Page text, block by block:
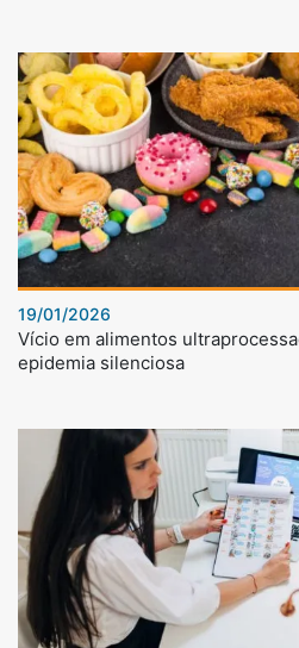
19/01/2026
Vício em alimentos
epidemia silenciosa